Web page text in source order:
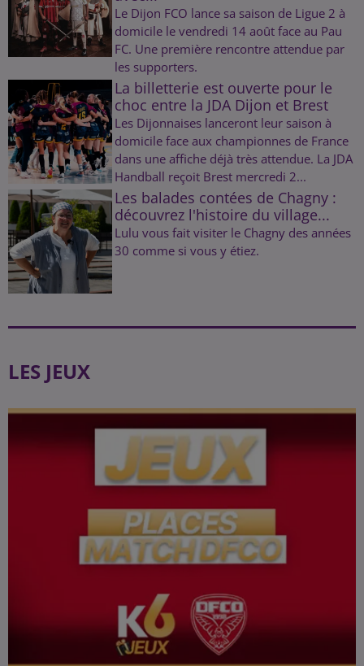
Le Dijon FCO lance sa saison de Ligue 2 à
domicile le vendredi 14 août face au Pau
FC. Une première rencontre attendue par
les supporters.
La billetterie est ouverte pour le
choc entre la JDA Dijon et Brest
Les Dijonnaises lanceront leur saison à
domicile face aux championnes de France
dans une affiche déjà très attendue. La JDA
Handball reçoit Brest mercredi 2...
Les balades contées de Chagny :
découvrez l'histoire du village...
Lulu vous fait visiter le Chagny des années
30 comme si vous y étiez.
LES JEUX